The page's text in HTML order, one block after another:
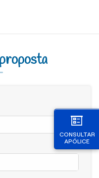
CONSULTAR
APÓLICE